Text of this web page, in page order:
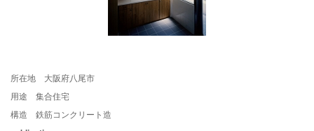
所在地 大阪府八尾市
用途 集合住宅
構造 鉄筋コンクリート造